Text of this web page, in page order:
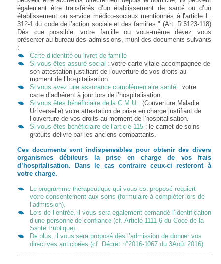
également être transférés d’un établissement de santé ou d’un
établissement ou service médico-sociaux mentionnés à l’article L.
312-1 du code de l’action sociale et des familles." (Art. R.6123-118)
Dès que possible, votre famille ou vous-même devez vous
présenter au bureau des admissions, muni des documents suivants
:
Carte d’identité ou livret de famille
Si vous êtes assuré social : votre carte vitale accompagnée de
son attestation justifiant de l’ouverture de vos droits au
moment de l’hospitalisation.
Si vous avez une assurance complémentaire santé : votre
carte d’adhérent à jour lors de l’hospitalisation.
Si vous êtes bénéficiaire de la C.M.U : (Couverture Maladie
Universelle) votre attestation de prise en charge justifiant de
l’ouverture de vos droits au moment de l’hospitalisation.
Si vous êtes bénéficiaire de l’article 115 : le carnet de soins
gratuits délivré par les anciens combattants.
Ces documents sont indispensables pour obtenir des divers
organismes débiteurs la prise en charge de vos frais
d’hospitalisation. Dans le cas contraire ceux-ci resteront à
votre charge.
Le programme thérapeutique qui vous est proposé requiert
votre consentement aux soins (formulaire à compléter lors de
l’admission)
Lors de l’entrée, il vous sera également demandé l’identification
d’une personne de confiance (cf. Article 1111-6 du Code de la
Santé Publique)
De plus, il vous sera proposé dès l’admission de donner vos
directives anticipées (cf. Décret n°2016-1067 du 3Août 2016)